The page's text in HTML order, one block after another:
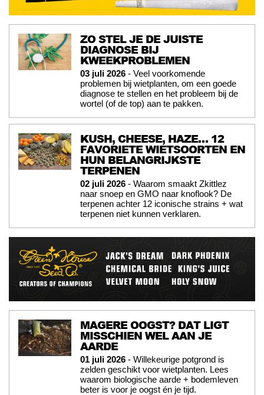
ZO STEL JE DE JUISTE
DIAGNOSE BIJ
KWEEKPROBLEMEN
03 juli 2026 - Veel voorkomende
problemen bij wietplanten, om een goede
diagnose te stellen en het probleem bij de
wortel (of de top) aan te pakken.
KUSH, CHEESE, HAZE… 12
FAVORIETE WIETSOORTEN EN
HUN BELANGRIJKSTE
TERPENEN
02 juli 2026 - Waarom smaakt Zkittlez
naar snoep en GMO naar knoflook? De
terpenen achter 12 iconische strains + wat
terpenen niet kunnen verklaren.
MAGERE OOGST? DAT LIGT
MISSCHIEN WEL AAN JE
AARDE
01 juli 2026 - Willekeurige potgrond is
zelden geschikt voor wietplanten. Lees
waarom biologische aarde + bodemleven
beter is voor je oogst én je tijd.